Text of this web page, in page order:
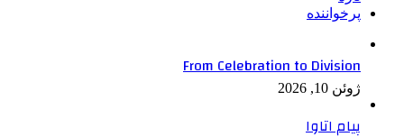
پرخواننده
From Celebration to Division
ژوئن 10, 2026
پیام اتاوا